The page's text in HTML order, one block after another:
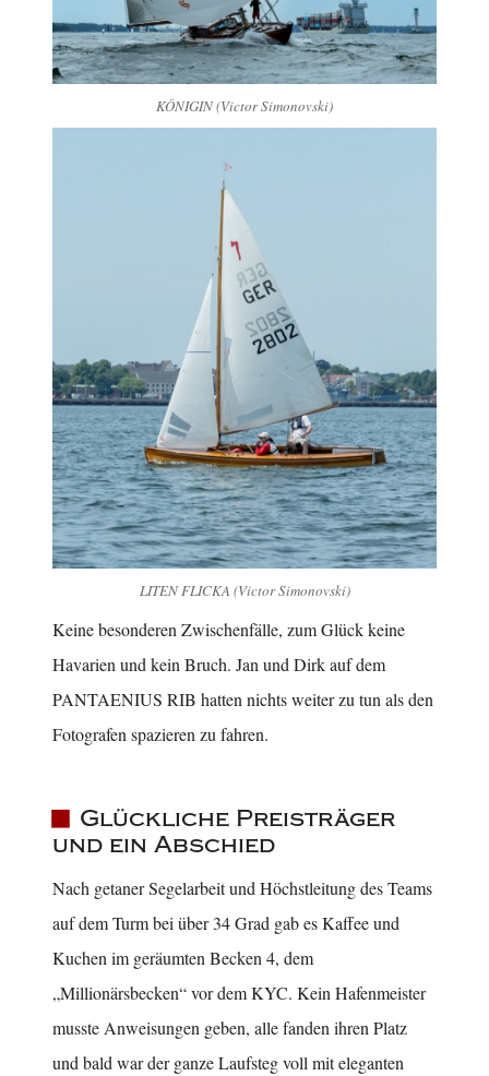
KÖNIGIN (Victor Simonovski)
LITEN FLICKA (Victor Simonovski)
Keine besonderen Zwischenfälle, zum Glück keine
Havarien und kein Bruch. Jan und Dirk auf dem
PANTAENIUS RIB hatten nichts weiter zu tun als den
Fotografen spazieren zu fahren.
Glückliche Preisträger
und ein Abschied
Nach getaner Segelarbeit und Höchstleitung des Teams
auf dem Turm bei über 34 Grad gab es Kaffee und
Kuchen im geräumten Becken 4, dem
„Millionärsbecken“ vor dem KYC. Kein Hafenmeister
musste Anweisungen geben, alle fanden ihren Platz
und bald war der ganze Laufsteg voll mit eleganten